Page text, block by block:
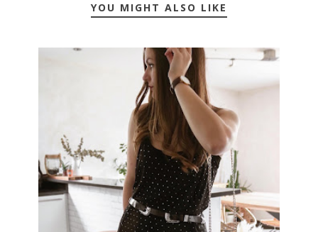
YOU MIGHT ALSO LIKE